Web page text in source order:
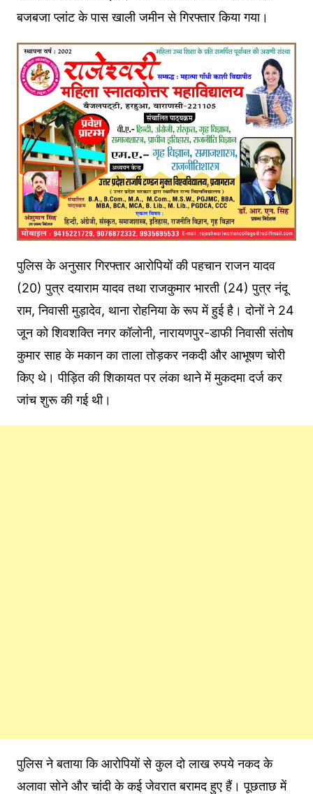
बजबजा प्लांट के पास खाली जमीन से गिरफ्तार किया गया।
पुलिस के अनुसार गिरफ्तार आरोपियों की पहचान राजन यादव
(20) पुत्र दयाराम यादव तथा राजकुमार भारती (24) पुत्र नंदू
राम, निवासी मुड़ादेव, थाना रोहनिया के रूप में हुई है। दोनों ने 24
जून को शिवशक्ति नगर कॉलोनी, नारायणपुर-डाफी निवासी संतोष
कुमार साह के मकान का ताला तोड़कर नकदी और आभूषण चोरी
किए थे। पीड़ित की शिकायत पर लंका थाने में मुकदमा दर्ज कर
जांच शुरू की गई थी।
पुलिस ने बताया कि आरोपियों से कुल दो लाख रुपये नकद के
अलावा सोने और चांदी के कई जेवरात बरामद हुए हैं। पूछताछ में